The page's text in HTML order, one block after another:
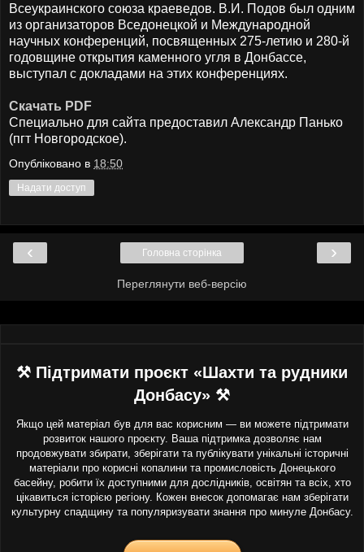
Всеукраинского союза краеведов. В.И. Подов был одним
из организаторов Вседонецкой и Международной
научных конференций, посвященных 275-летию и 280-й
годовщине открытия каменного угля в Донбассе,
выступал с докладами на этих конференциях.
Скачать PDF
Специально для сайта предоставил Александр Панько
(пгт Новгородское).
Опубліковано в 18:50
Надати доступ
‹ ›
Головна сторінка
Переглянути веб-версію
⚒ Підтримати проєкт «Шахти та рудники
Донбасу» ⚒
Якщо цей матеріал був для вас корисним — ви можете підтримати
розвиток нашого проєкту. Ваша підтримка дозволяє нам
продовжувати збирати, зберігати та публікувати унікальні історичні
матеріали про корисні копалини та промисловість Донецького
басейну, робити їх доступними для дослідників, освітян та всіх, хто
цікавиться історією регіону. Кожен внесок допомагає нам зберігати
культурну спадщину та популяризувати знання про минуле Донбасу.